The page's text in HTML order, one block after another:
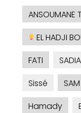
ANSOUMANE
EL HADJI
FATI
Sissé
SAM
Hamady